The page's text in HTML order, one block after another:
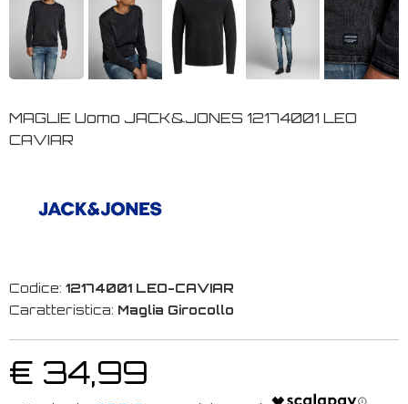
MAGLIE Uomo JACK&JONES 12174001 LEO
CAVIAR
Codice: 12174001 LEO-CAVIAR
Caratteristica: Maglia Girocollo
€ 34,99